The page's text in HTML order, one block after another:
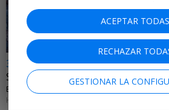
3149€
Sudáfrica y las Cataratas Victoria
HASTA OCTUBRE DE 2027
ACEPTAR TODAS
RECHAZAR
GESTIONAR LA